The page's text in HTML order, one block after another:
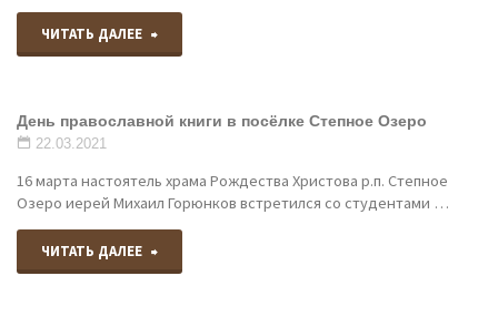
ЧИТАТЬ ДАЛЕЕ "иерей
Каинов
со
студентами
День православной книги в посёлке Степное Озеро
22.03.2021
16 марта настоятель храма Рождества Христова р.п. Степное
Озеро иерей Михаил Горюнков встретился со студентами …
ЧИТАТЬ ДАЛЕЕ "День